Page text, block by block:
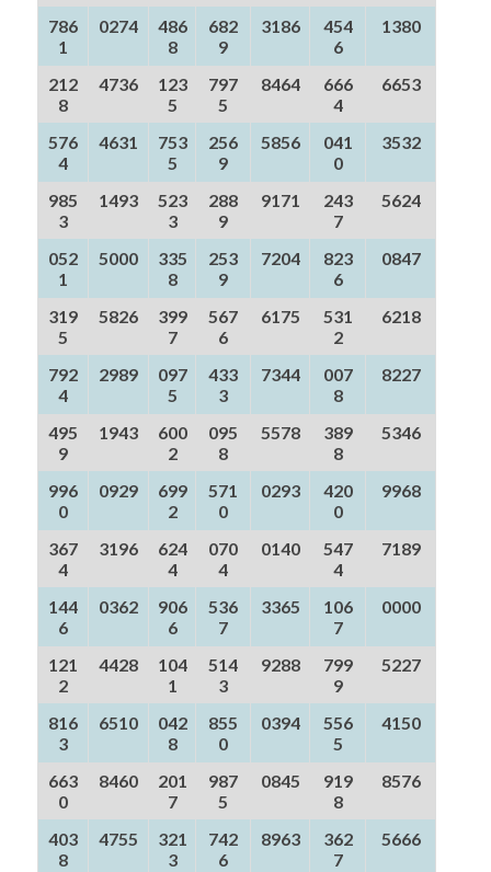
786
1
0274
486
8
682
9
3186
454
6
1380
212
8
4736
123
5
797
5
8464
666
4
6653
576
4
4631
753
5
256
9
5856
041
0
3532
985
3
1493
523
3
288
9
9171
243
7
5624
052
1
5000
335
8
253
9
7204
823
6
0847
319
5
5826
399
7
567
6
6175
531
2
6218
792
4
2989
097
5
433
3
7344
007
8
8227
495
9
1943
600
2
095
8
5578
389
8
5346
996
0
0929
699
2
571
0
0293
420
0
9968
367
4
3196
624
4
070
4
0140
547
4
7189
144
6
0362
906
6
536
7
3365
106
7
0000
121
2
4428
104
1
514
3
9288
799
9
5227
816
3
6510
042
8
855
0
0394
556
5
4150
663
0
8460
201
7
987
5
0845
919
8
8576
403
8
4755
321
3
742
6
8963
362
7
5666